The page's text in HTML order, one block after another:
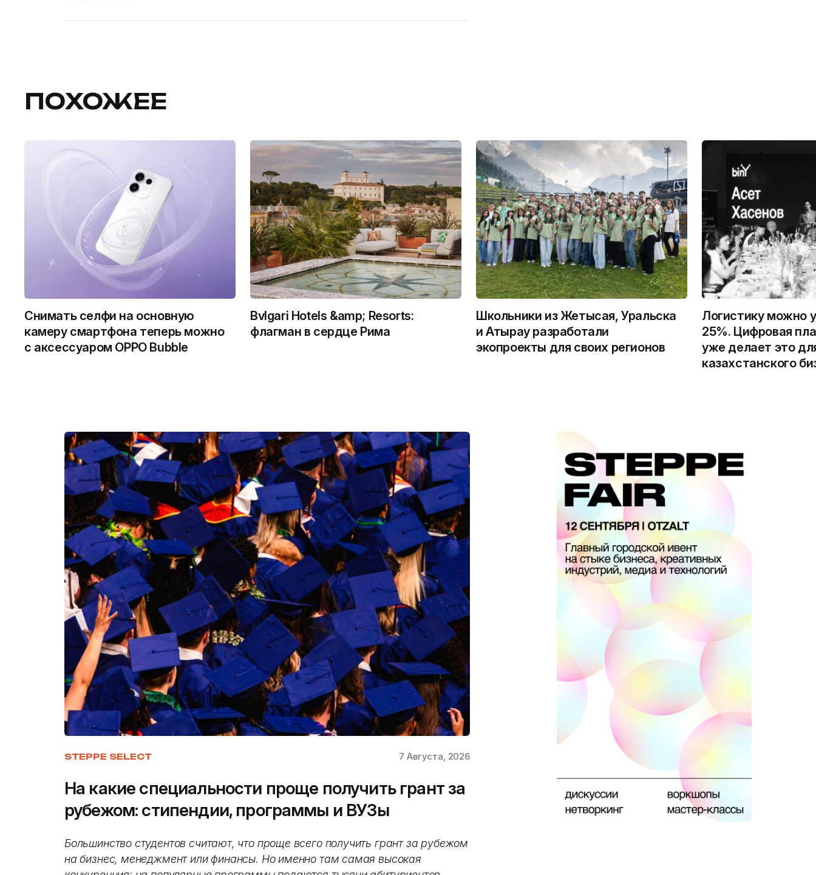
ПОХОЖЕЕ
Снимать селфи на основную
камеру смартфона теперь можно
с аксессуаром OPPO Bubble
Bvlgari Hotels &amp; Resorts:
флагман в сердце Рима
Школьники из Жетысая, Уральска
и Атырау разработали
экопроекты для своих регионов
Логистику можно
25%. Цифровая
уже делает это
казахстанского
STEPPE SELECT 7 Августа, 2026
На какие специальности проще получить грант за
рубежом: стипендии, программы и ВУЗы
Большинство студентов считают, что проще всего получить грант за рубежом
на бизнес, менеджмент или финансы. Но именно там самая высокая